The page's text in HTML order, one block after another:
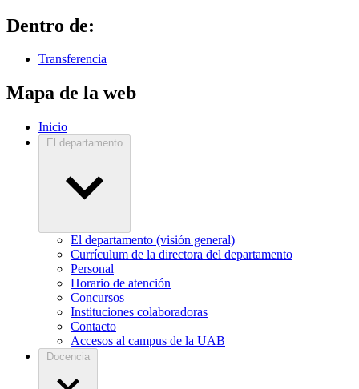
Dentro de:
Transferencia
Mapa de la web
Inicio
El departamento
El departamento (visión general)
Currículum de la directora del departamento
Personal
Horario de atención
Concursos
Instituciones colaboradoras
Contacto
Accesos al campus de la UAB
Docencia